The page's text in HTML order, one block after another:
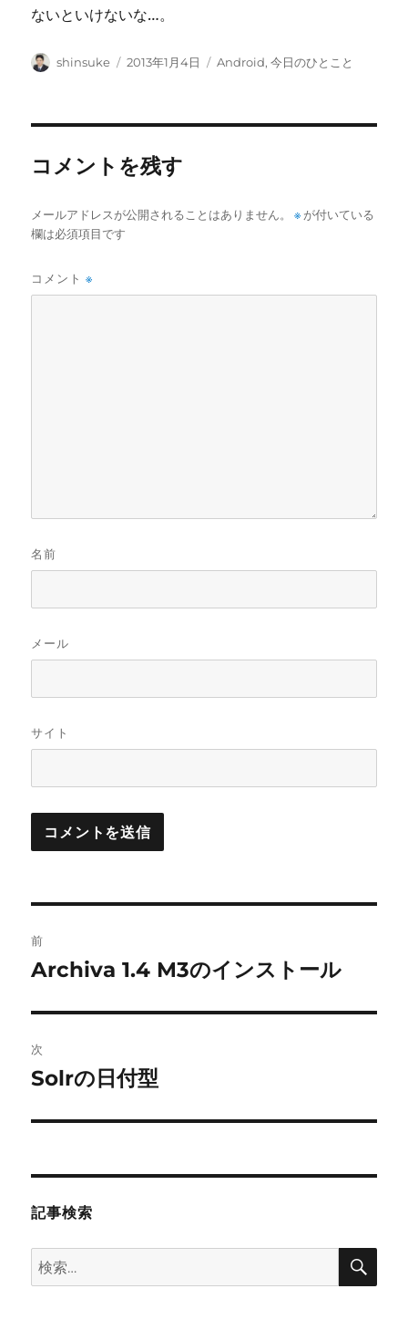
ないといけないな…。
投
shinsuke
投
2013年1月4日
カ
Android,今日のひとこと
コメントを残す
メールアドレスが公開されることはありません。 ※が付いている
欄は必須項目です
コメント※
名前
メール
サイト
稿
ビ
ゲ
ー
前
前
投
稿:
Archiva 1.4 M3のインストール
次
次
投
Solrの日付型
記事検索
検
索:
検